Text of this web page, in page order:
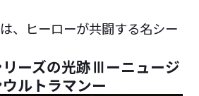
、ヒーローが共闘する名シー
ーズの光跡Ⅲーニュージ
ルトラマンー